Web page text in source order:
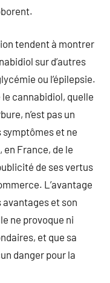
tendent à montrer
sur d’autres
ou l’épilepsie.
cannabidiol, quelle
n’est pas un
symptômes et ne
en France, de le
de ses vertus
L’avantage
avantages et son
ne provoque ni
et que sa
danger pour la